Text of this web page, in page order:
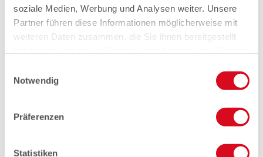
soziale Medien, Werbung und Analysen weiter. Unsere
Partner führen diese Informationen möglicherweise mit
weiteren Daten zusammen, die Sie ihnen bereitgestellt
Notwendig
Präferenzen
Statistiken